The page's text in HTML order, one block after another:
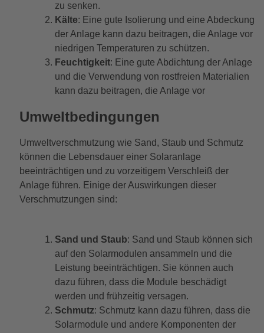
zu senken.
Kälte: Eine gute Isolierung und eine Abdeckung
der Anlage kann dazu beitragen, die Anlage vor
niedrigen Temperaturen zu schützen.
Feuchtigkeit: Eine gute Abdichtung der Anlage
und die Verwendung von rostfreien Materialien
kann dazu beitragen, die Anlage vor
Umweltbedingungen
Umweltverschmutzung wie Sand, Staub und Schmutz
können die Lebensdauer einer Solaranlage
beeinträchtigen und zu vorzeitigem Verschleiß der
Anlage führen. Einige der Auswirkungen dieser
Verschmutzungen sind:
Sand und Staub: Sand und Staub können sich
auf den Solarmodulen ansammeln und die
Leistung beeinträchtigen. Sie können auch
dazu führen, dass die Module beschädigt
werden und frühzeitig versagen.
Schmutz: Schmutz kann dazu führen, dass die
Solarmodule und andere Komponenten der